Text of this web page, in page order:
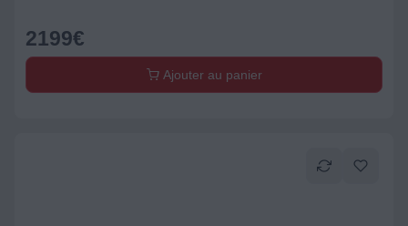
2199€
Ajouter au panier